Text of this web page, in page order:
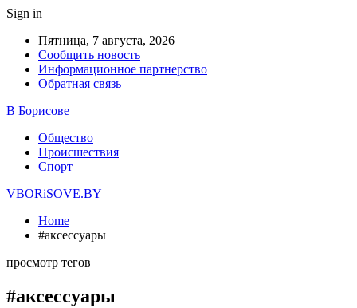
Sign in
Пятница, 7 августа, 2026
Сообщить новость
Информационное партнерство
Обратная связь
В Борисове
Общество
Происшествия
Спорт
VBORiSOVE.BY
Home
#аксессуары
просмотр тегов
#аксессуары